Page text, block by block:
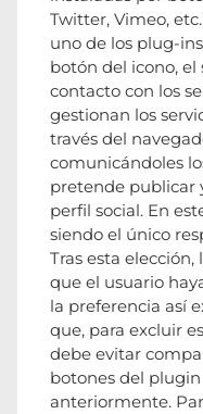
Twitter, Vimeo,
uno de los plug-
botón del icono, el
contacto con los
gestionan los
través del
comunicándoles
pretende publicar
perfil social. En
siendo el único
Tras esta elección,
que el usuario
la preferencia así
que, para excluir
debe evitar
botones del
anteriormente.